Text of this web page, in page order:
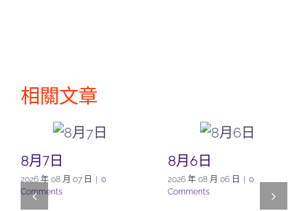
相關文章
8月7日
2026 年 08 月 07 日
0
Comments
8月6日
2026 年 08 月 06 日
0
Comments